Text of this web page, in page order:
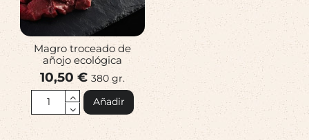
Magro troceado de
añojo ecológica
10,50 € 380 gr.
Añadir